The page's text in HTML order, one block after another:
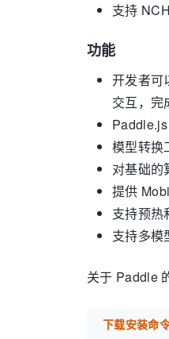
支持
功能
开发者可
交互，完
模型转换
对基础的
提供
支持预热
支持多模
关于 Paddle
下载安装命